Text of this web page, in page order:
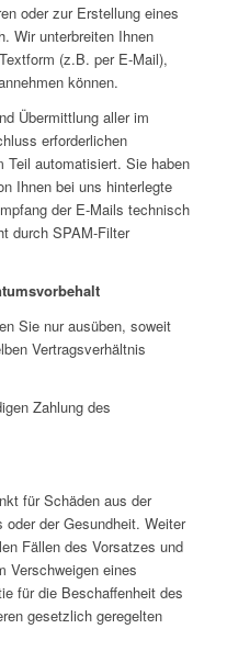
oder zur Erstellung eines
Wir unterbreiten Ihnen
(z.B. per E-Mail),
können.
Übermittlung aller im
erforderlichen
Teil automatisiert. Sie haben
Ihnen bei uns hinterlegte
der E-Mails technisch
durch SPAM-Filter
Sie nur ausüben, soweit
Vertragsverhältnis
Zahlung des
für Schäden aus der
der Gesundheit. Weiter
Fällen des Vorsatzes und
Verschweigen eines
für die Beschaffenheit des
gesetzlich geregelten